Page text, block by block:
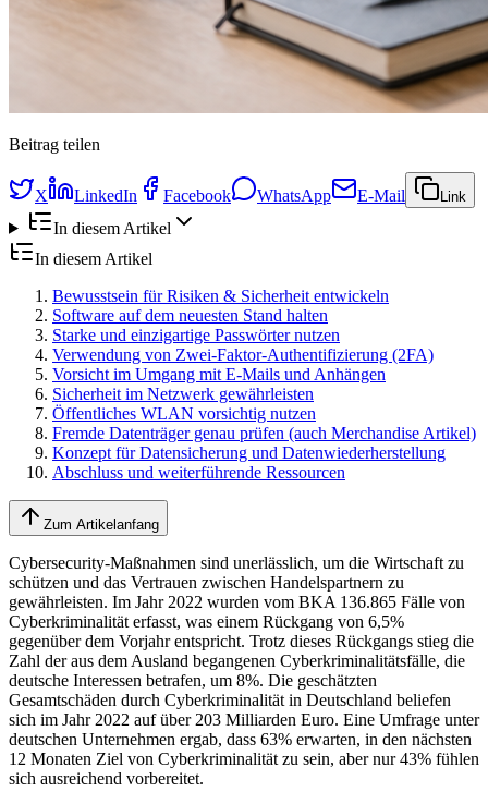
Beitrag teilen
X LinkedIn Facebook WhatsApp E-Mail Link
In diesem Artikel
In diesem Artikel
Bewusstsein für Risiken & Sicherheit entwickeln
Software auf dem neuesten Stand halten
Starke und einzigartige Passwörter nutzen
Verwendung von Zwei-Faktor-Authentifizierung (2FA)
Vorsicht im Umgang mit E-Mails und Anhängen
Sicherheit im Netzwerk gewährleisten
Öffentliches WLAN vorsichtig nutzen
Fremde Datenträger genau prüfen (auch Merchandise Artikel)
Konzept für Datensicherung und Datenwiederherstellung
Abschluss und weiterführende Ressourcen
Zum Artikelanfang
Cybersecurity-Maßnahmen sind unerlässlich, um die Wirtschaft zu
schützen und das Vertrauen zwischen Handelspartnern zu
gewährleisten. Im Jahr 2022 wurden vom BKA 136.865 Fälle von
Cyberkriminalität erfasst, was einem Rückgang von 6,5%
gegenüber dem Vorjahr entspricht. Trotz dieses Rückgangs stieg die
Zahl der aus dem Ausland begangenen Cyberkriminalitätsfälle, die
deutsche Interessen betrafen, um 8%. Die geschätzten
Gesamtschäden durch Cyberkriminalität in Deutschland beliefen
sich im Jahr 2022 auf über 203 Milliarden Euro. Eine Umfrage unter
deutschen Unternehmen ergab, dass 63% erwarten, in den nächsten
12 Monaten Ziel von Cyberkriminalität zu sein, aber nur 43% fühlen
sich ausreichend vorbereitet.